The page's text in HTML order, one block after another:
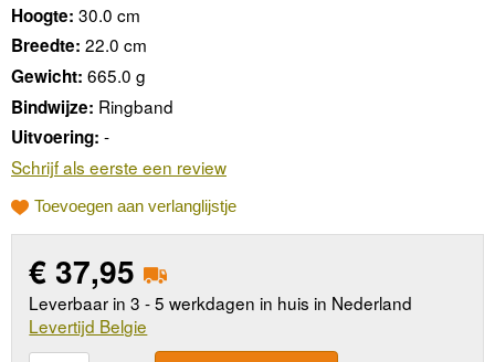
Hoogte: 30.0 cm
Breedte: 22.0 cm
Gewicht: 665.0 g
Bindwijze: Ringband
Uitvoering: -
Schrijf als eerste een review
Toevoegen aan verlanglijstje
€ 37,95
Leverbaar in 3 - 5 werkdagen in huis in Nederland
Levertijd Belgie